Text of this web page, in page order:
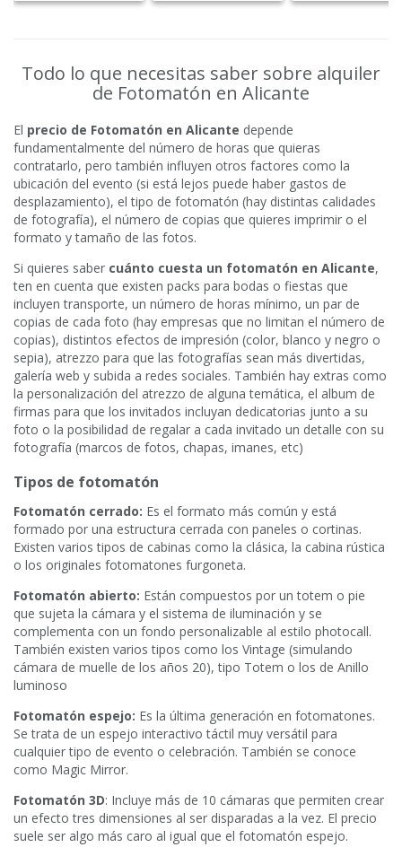
Todo lo que necesitas saber sobre alquiler
de Fotomatón en Alicante
El precio de Fotomatón en Alicante depende
fundamentalmente del número de horas que quieras
contratarlo, pero también influyen otros factores como la
ubicación del evento (si está lejos puede haber gastos de
desplazamiento), el tipo de fotomatón (hay distintas calidades
de fotografía), el número de copias que quieres imprimir o el
formato y tamaño de las fotos.
Si quieres saber cuánto cuesta un fotomatón en Alicante,
ten en cuenta que existen packs para bodas o fiestas que
incluyen transporte, un número de horas mínimo, un par de
copias de cada foto (hay empresas que no limitan el número de
copias), distintos efectos de impresión (color, blanco y negro o
sepia), atrezzo para que las fotografías sean más divertidas,
galería web y subida a redes sociales. También hay extras como
la personalización del atrezzo de alguna temática, el album de
firmas para que los invitados incluyan dedicatorias junto a su
foto o la posibilidad de regalar a cada invitado un detalle con su
fotografía (marcos de fotos, chapas, imanes, etc)
Tipos de fotomatón
Fotomatón cerrado: Es el formato más común y está
formado por una estructura cerrada con paneles o cortinas.
Existen varios tipos de cabinas como la clásica, la cabina rústica
o los originales fotomatones furgoneta.
Fotomatón abierto: Están compuestos por un totem o pie
que sujeta la cámara y el sistema de iluminación y se
complementa con un fondo personalizable al estilo photocall.
También existen varios tipos como los Vintage (simulando
cámara de muelle de los años 20), tipo Totem o los de Anillo
luminoso
Fotomatón espejo: Es la última generación en fotomatones.
Se trata de un espejo interactivo táctil muy versátil para
cualquier tipo de evento o celebración. También se conoce
como Magic Mirror.
Fotomatón 3D: Incluye más de 10 cámaras que permiten crear
un efecto tres dimensiones al ser disparadas a la vez. El precio
suele ser algo más caro al igual que el fotomatón espejo.